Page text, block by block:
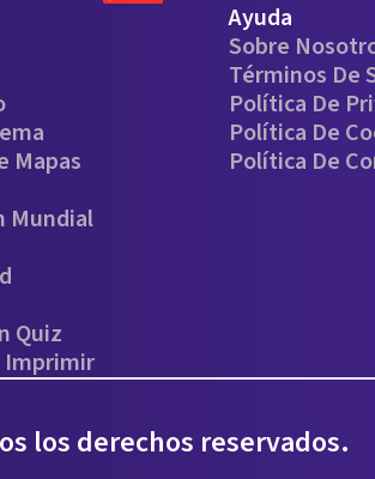
Mapas
Mundial
Quiz
Imprimir
Ayuda
Sobre
Términos De
Política De
Política De
Política De
los derechos reservados.